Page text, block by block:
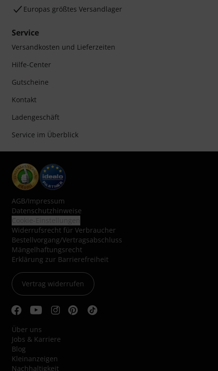
Europas größtes Versandlager
Service
Versandkosten und Lieferzeiten
Hilfe-Center
Gutscheine
Kontakt
Ladengeschäft
Service im Überblick
AGB/Impressum
Datenschutzhinweise
Widerrufsrecht für Verbraucher
Bestellvorgang/Vertragsabschluss
Mängelhaftungsrecht
Erklärung zur Barrierefreiheit
Vertrag widerrufen
Über uns
Jobs & Karriere
Blog
Kleinanzeigen
Nachhaltigkeit